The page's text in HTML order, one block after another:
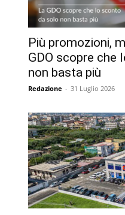
Più promozioni,
GDO scopre che
non basta più
Redazione - 31 Luglio 2026